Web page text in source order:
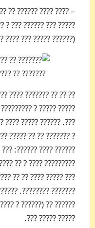
???? ???? ???? ????? ?
??? ???? ?? ??? ??????
?? ????? ????? ???).
????? ?????
?? ?????? ??? ??
?? ??? ?? ??????
????????? ????? ?????
?? ????? ???? ?? ??
????? ????? ??? ?
????? ??? ?? ??? ????
????? ?? ??? ????
?????? ? ????? ?
?????????? ????????
????? ????? ???.